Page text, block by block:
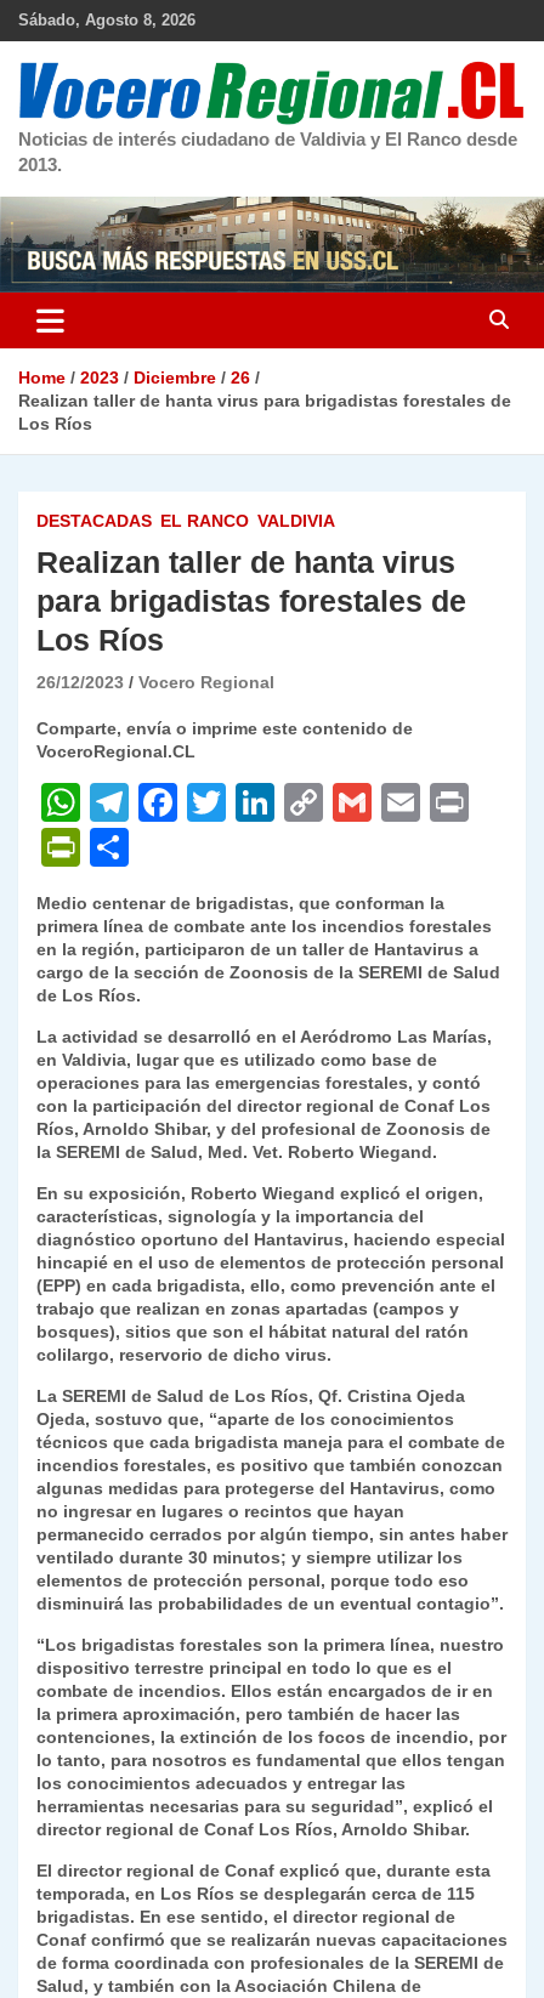
Skip
Sábado, Agosto 8, 2026
Noticias de interés ciudadano de Valdivia y El Ranco desde
2013.
Home 2023 Diciembre
26
Realizan taller de hanta virus para brigadistas forestales de
Los Ríos
DESTACADAS EL RANCO VALDIVIA
Realizan taller de hanta virus
para brigadistas forestales de
Los Ríos
26/12/2023 Vocero Regional
Comparte, envía o imprime este contenido de
VoceroRegional.CL
W
h
at
s
A
p
p
T
gr
a
m
F
e
b
o
k
T
er
Li
e
dI
C
y
Li
k
G
l
E
l
P
nt
Fr
ie
n
dl
y
m
p
ar
tir
Medio centenar de brigadistas, que conforman la
primera línea de combate ante los incendios forestales
en la región, participaron de un taller de Hantavirus a
cargo de la sección de Zoonosis de la SEREMI de Salud
de Los Ríos.
La actividad se desarrolló en el Aeródromo Las Marías,
en Valdivia, lugar que es utilizado como base de
operaciones para las emergencias forestales, y contó
con la participación del director regional de Conaf Los
Ríos, Arnoldo Shibar, y del profesional de Zoonosis de
la SEREMI de Salud, Med. Vet. Roberto Wiegand.
En su exposición, Roberto Wiegand explicó el origen,
características, signología y la importancia del
diagnóstico oportuno del Hantavirus, haciendo especial
hincapié en el uso de elementos de protección personal
(EPP) en cada brigadista, ello, como prevención ante el
trabajo que realizan en zonas apartadas (campos y
bosques), sitios que son el hábitat natural del ratón
colilargo, reservorio de dicho virus.
La SEREMI de Salud de Los Ríos, Qf. Cristina Ojeda
Ojeda, sostuvo que, “aparte de los conocimientos
técnicos que cada brigadista maneja para el combate de
incendios forestales, es positivo que también conozcan
algunas medidas para protegerse del Hantavirus, como
no ingresar en lugares o recintos que hayan
permanecido cerrados por algún tiempo, sin antes haber
ventilado durante 30 minutos; y siempre utilizar los
elementos de protección personal, porque todo eso
disminuirá las probabilidades de un eventual contagio”.
“Los brigadistas forestales son la primera línea, nuestro
dispositivo terrestre principal en todo lo que es el
combate de incendios. Ellos están encargados de ir en
la primera aproximación, pero también de hacer las
contenciones, la extinción de los focos de incendio, por
lo tanto, para nosotros es fundamental que ellos tengan
los conocimientos adecuados y entregar las
herramientas necesarias para su seguridad”, explicó el
director regional de Conaf Los Ríos, Arnoldo Shibar.
El director regional de Conaf explicó que, durante esta
temporada, en Los Ríos se desplegarán cerca de 115
brigadistas. En ese sentido, el director regional de
Conaf confirmó que se realizarán nuevas capacitaciones
de forma coordinada con profesionales de la SEREMI de
Salud, y también con la Asociación Chilena de